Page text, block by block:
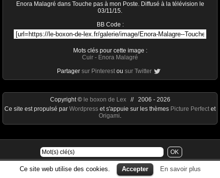
Enora Malagré dans Touche pas à mon Poste. Diffusé à la télévision le
03/11/15.
BB Code :
Mots clés pour cette image :
Cuir - Enora Malagré
Partager sur Pinterest ou sur Twitter
Ce site web utilise des cookies. Accepter En savoir plus
Copyright © le boxon de Lex// 2006 - 2026
Ce site est propulsé par Wordpress et s'appuie sur les thèmes Picture Perfect et
Origami.